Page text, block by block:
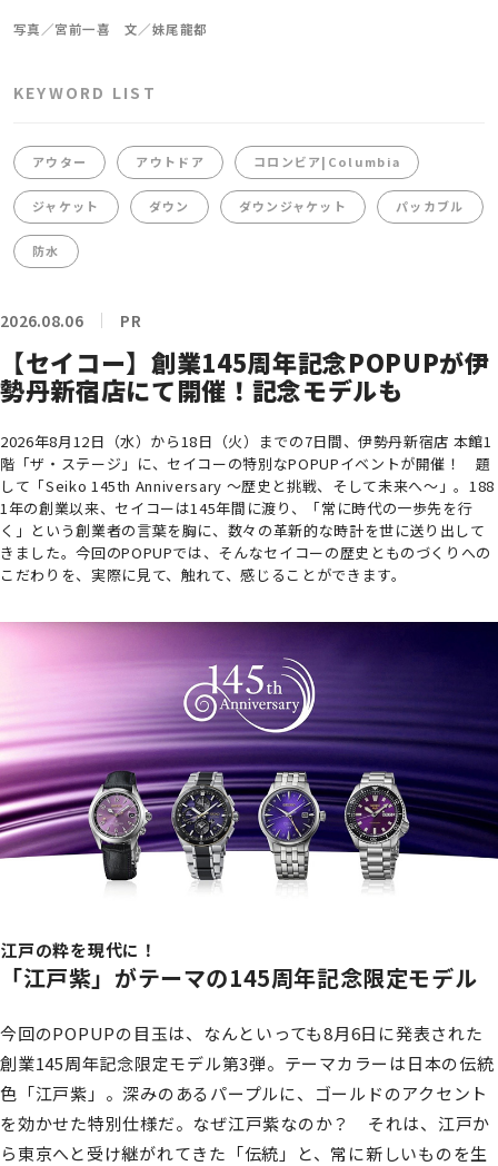
写真／宮前一喜 文／妹尾龍都
KEYWORD LIST
アウター アウトドア コロンビア|Columbia
ジャケット ダウン ダウンジャケット パッカブル
防水
2026.08.06 PR
【セイコー】創業145周年記念POPUPが伊
勢丹新宿店にて開催！記念モデルも
2026年8月12日（水）から18日（火）までの7日間、伊勢丹新宿店 本館1
階「ザ・ステージ」に、セイコーの特別なPOPUPイベントが開催！ 題
して「Seiko 145th Anniversary ～歴史と挑戦、そして未来へ～」。188
1年の創業以来、セイコーは145年間に渡り、「常に時代の一歩先を行
く」という創業者の言葉を胸に、数々の革新的な時計を世に送り出して
きました。今回のPOPUPでは、そんなセイコーの歴史とものづくりへの
こだわりを、実際に見て、触れて、感じることができます。
江戸の粋を現代に！
「江戸紫」がテーマの145周年記念限定モデル
今回のPOPUPの目玉は、なんといっても8月6日に発表された
創業145周年記念限定モデル第3弾。テーマカラーは日本の伝統
色「江戸紫」。深みのあるパープルに、ゴールドのアクセント
を効かせた特別仕様だ。なぜ江戸紫なのか？ それは、江戸か
ら東京へと受け継がれてきた「伝統」と、常に新しいものを生